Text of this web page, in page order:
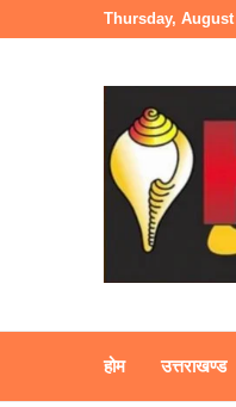
Thursday, August
होम उत्तराखण्ड